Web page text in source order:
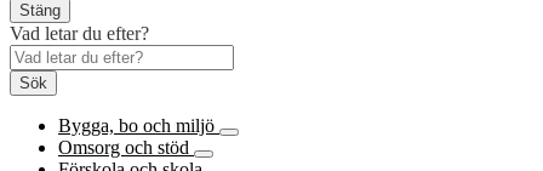
Stäng
Vad letar du efter?
Sök
Bygga, bo och miljö
Omsorg och stöd